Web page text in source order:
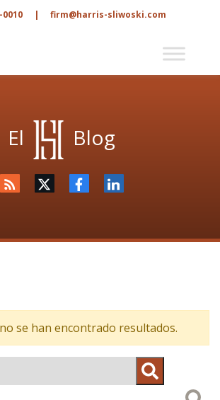
| firm@harris-sliwoski.com
El Blog
se han encontrado resultados.
Buscar